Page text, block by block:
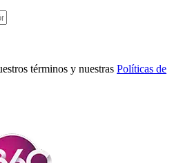
términos y nuestras Políticas de